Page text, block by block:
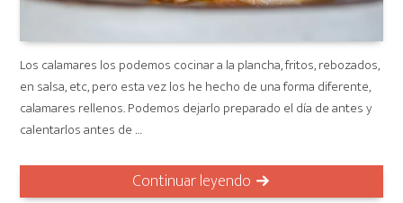
Los calamares los podemos cocinar a la plancha, fritos, rebozados,
en salsa, etc, pero esta vez los he hecho de una forma diferente,
calamares rellenos. Podemos dejarlo preparado el día de antes y
calentarlos antes de …
Continuar leyendo